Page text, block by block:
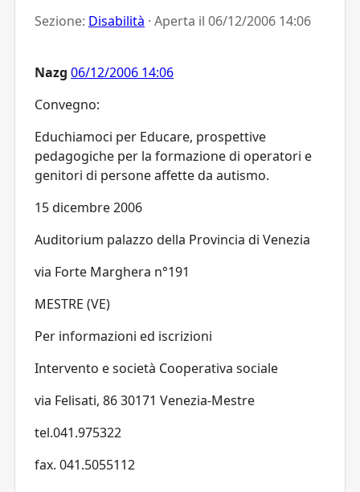
Sezione: Disabilità · Aperta il 06/12/2006 14:06
Nazg 06/12/2006 14:06
Convegno:
Educhiamoci per Educare, prospettive
pedagogiche per la formazione di operatori e
genitori di persone affette da autismo.
15 dicembre 2006
Auditorium palazzo della Provincia di Venezia
via Forte Marghera n°191
MESTRE (VE)
Per informazioni ed iscrizioni
Intervento e società Cooperativa sociale
via Felisati, 86 30171 Venezia-Mestre
tel.041.975322
fax. 041.5055112